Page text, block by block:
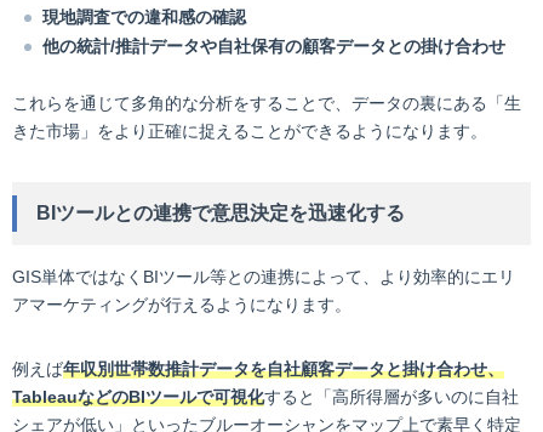
現地調査での違和感の確認
他の統計/推計データや自社保有の顧客データとの掛け合わせ
これらを通じて多角的な分析をすることで、データの裏にある「生
きた市場」をより正確に捉えることができるようになります。
BIツールとの連携で意思決定を迅速化する
GIS単体ではなくBIツール等との連携によって、より効率的にエリ
アマーケティングが行えるようになります。
例えば年収別世帯数推計データを自社顧客データと掛け合わせ、
TableauなどのBIツールで可視化すると「高所得層が多いのに自社
シェアが低い」といったブルーオーシャンをマップ上で素早く特定